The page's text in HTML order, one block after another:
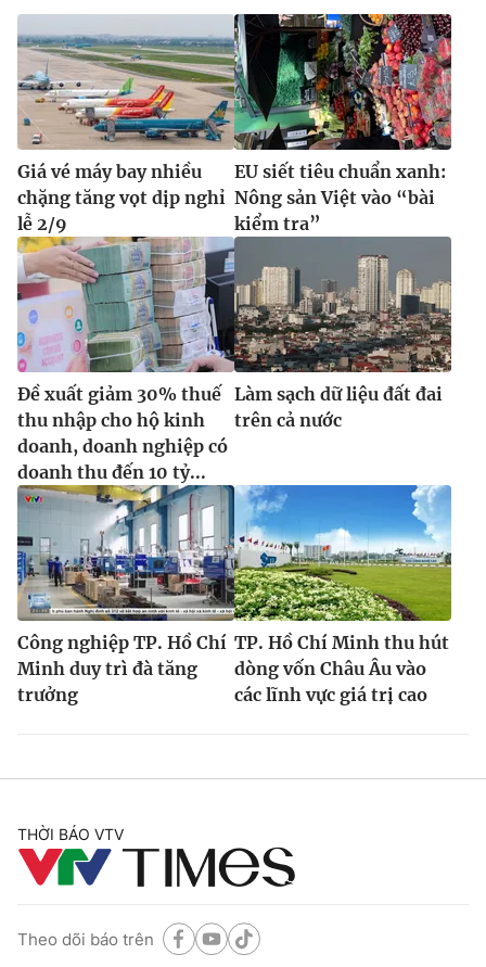
Giá vé máy bay nhiều
chặng tăng vọt dịp nghỉ
lễ 2/9
EU siết tiêu chuẩn xanh:
Nông sản Việt vào “bài
kiểm tra”
Đề xuất giảm 30% thuế
thu nhập cho hộ kinh
doanh, doanh nghiệp có
doanh thu đến 10 tỷ...
Làm sạch dữ liệu đất đai
trên cả nước
Công nghiệp TP. Hồ Chí
Minh duy trì đà tăng
trưởng
TP. Hồ Chí Minh thu hút
dòng vốn Châu Âu vào
các lĩnh vực giá trị cao
THỜI BÁO VTV
Theo dõi báo trên